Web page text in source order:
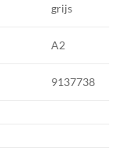
grijs
A2
9137738